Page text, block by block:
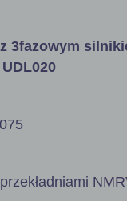
3fazowym